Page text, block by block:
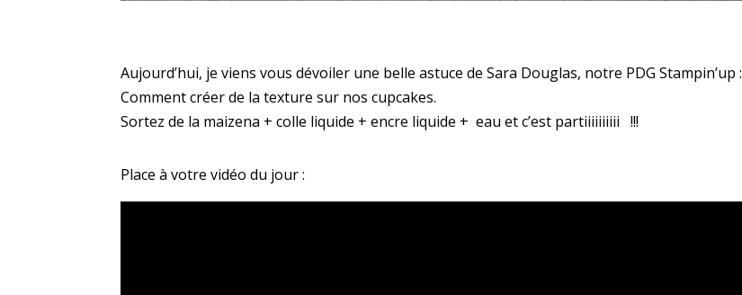
Aujourd’hui, je viens vous dévoiler une belle astuce de Sara Douglas, notre PDG Stampin’up :
Comment créer de la texture sur nos cupcakes.
Sortez de la maizena + colle liquide + encre liquide + eau et c’est partiiiiiiiiii !!!
Place à votre vidéo du jour :